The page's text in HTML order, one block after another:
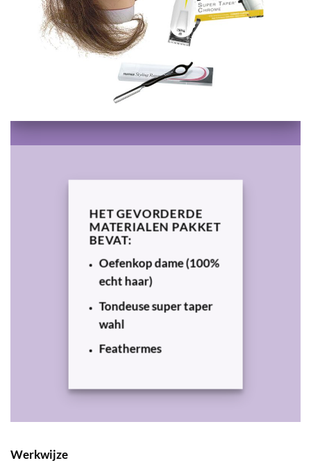
HET GEVORDERDE
MATERIALEN PAKKET
BEVAT:
Oefenkop dame (100%
echt haar)
Tondeuse super taper
wahl
Feathermes
Werkwijze